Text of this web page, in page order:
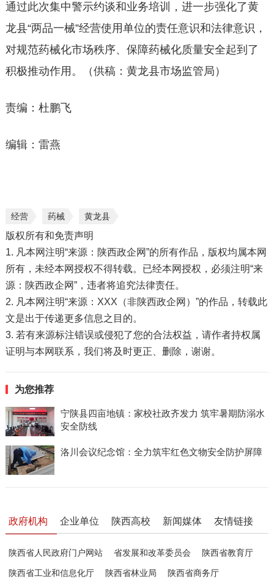
通过此次集中警示约谈和业务培训，进一步强化了黄
龙县“两品一械”经营使用单位的责任意识和法律意识，
对规范药械化市场秩序、保障药械化质量安全起到了
积极推动作用。（供稿：黄龙县市场监管局）
责编：杜鹏飞
编辑：雷燕
经营 药械 黄龙县
版权所有和免责声明
1. 凡本网注明“来源：陕西政企网”的所有作品，版权均属本网
所有，未经本网授权不得转载。已经本网授权，必须注明“来
源：陕西政企网”，违者将追究法律责任。
2. 凡本网注明“来源：XXX（非陕西政企网）”的作品，转载此
文是出于传递更多信息之目的。
3. 若有来源标注错误或侵犯了您的合法权益，请作者持权属
证明与本网联系，我们将及时更正、删除，谢谢。
为您推荐
宁陕县四亩地镇：家校社政齐发力 筑牢暑期防溺水
安全防线
洛川会议纪念馆：全力筑牢红色文物安全防护屏障
政府机构 企业单位 陕西高校 新闻媒体 友情链接
陕西省人民政府门户网站 省发展和改革委员会 陕西省教育厅
陕西省工业和信息化厅 陕西省林业局 陕西省商务厅